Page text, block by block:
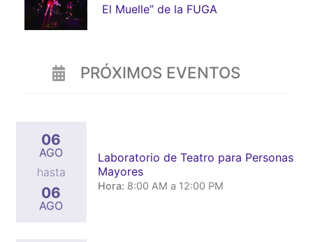
El Muelle” de la FUGA
PRÓXIMOS EVENTOS
06
AGO
hasta
06
AGO
Laboratorio de Teatro para Personas
Mayores
Hora: 8:00 AM a 12:00 PM